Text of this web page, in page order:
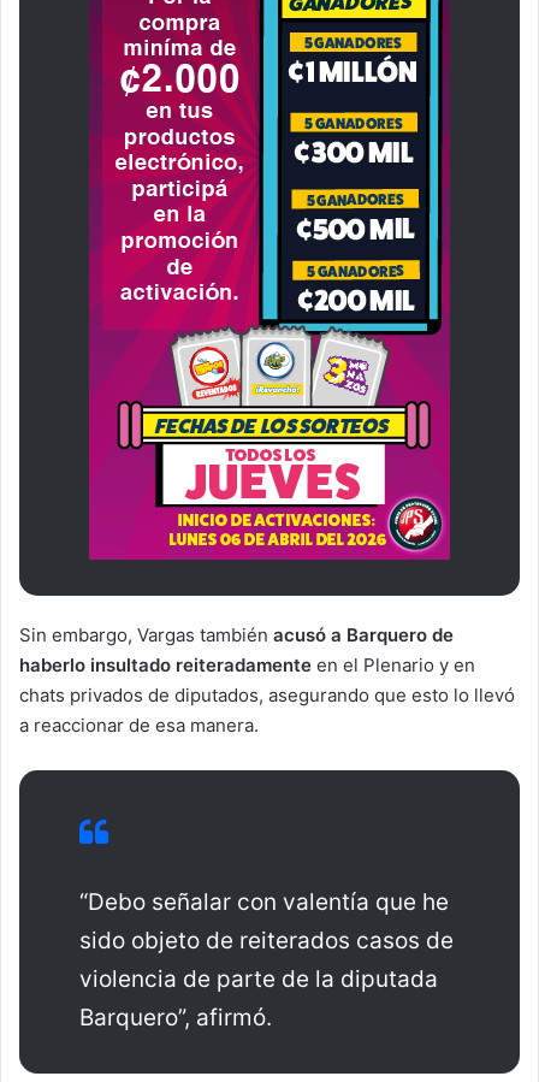
Sin embargo, Vargas también acusó a Barquero de
haberlo insultado reiteradamente en el Plenario y en
chats privados de diputados, asegurando que esto lo llevó
a reaccionar de esa manera.
“Debo señalar con valentía que he
sido objeto de reiterados casos de
violencia de parte de la diputada
Barquero”, afirmó.